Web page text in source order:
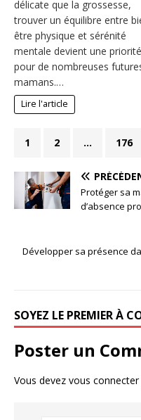
délicate que la grossesse,
trouver un équilibre entre
être physique et sérénité
mentale devient une priorité
pour de nombreuses
mamans.…
Lire l'article
1 2 … 176
Protéger sa
d’absence
Développer sa présence
SOYEZ LE PREMIER À
Poster un
Vous devez vous connecter